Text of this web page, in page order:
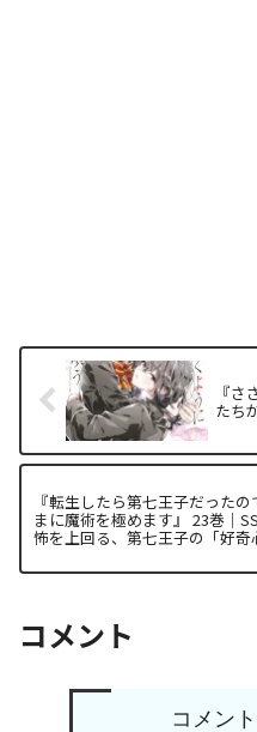
『
たち
『転生したら第七王子だったの
まに魔術を極めます』 23巻｜
怖を上回る、第七王子の「好奇
コメント
コメン